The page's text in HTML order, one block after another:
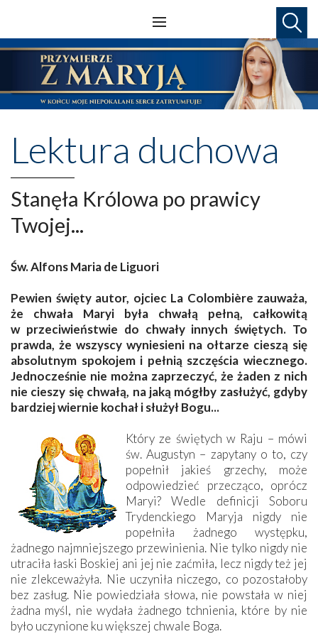
Lektura duchowa
Stanęła Królowa po prawicy
Twojej...
Św. Alfons Maria de Liguori
Pewien święty autor, ojciec La Colombière zauważa,
że chwała Maryi była chwałą pełną, całkowitą
w przeciwieństwie do chwały innych świętych. To
prawda, że wszyscy wyniesieni na ołtarze cieszą się
absolutnym spokojem i pełnią szczęścia wiecznego.
Jednocześnie nie można zaprzeczyć, że żaden z nich
nie cieszy się chwałą, na jaką mógłby zasłużyć, gdyby
bardziej wiernie kochał i służył Bogu...
Który ze świętych w Raju – mówi
św. Augustyn – zapytany o to, czy
popełnił jakieś grzechy, może
odpowiedzieć przecząco, oprócz
Maryi? Wedle definicji Soboru
Trydenckiego Maryja nigdy nie
popełniła żadnego występku,
żadnego najmniejszego przewinienia. Nie tylko nigdy nie
utraciła łaski Boskiej ani jej nie zaćmiła, lecz nigdy też jej
nie zlekceważyła. Nie uczyniła niczego, co pozostałoby
bez zasług. Nie powiedziała słowa, nie powstała w niej
żadna myśl, nie wydała żadnego tchnienia, które by nie
było uczynione ku większej chwale Boga.